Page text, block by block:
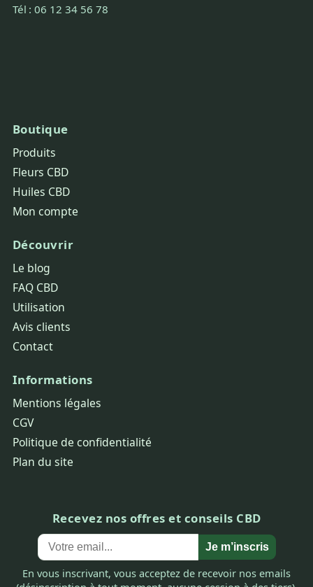
Tél : 06 12 34 56 78
Boutique
Produits
Fleurs CBD
Huiles CBD
Mon compte
Découvrir
Le blog
FAQ CBD
Utilisation
Avis clients
Contact
Informations
Mentions légales
CGV
Politique de confidentialité
Plan du site
Recevez nos offres et conseils CBD
Je m’inscris
En vous inscrivant, vous acceptez de recevoir nos emails